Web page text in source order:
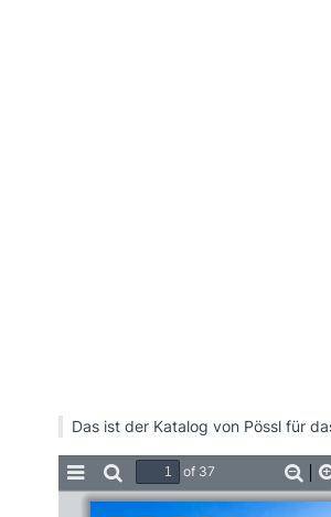
Das ist der Katalog von Pössl für
Toggle
Sidebar
Find
of 37
Out